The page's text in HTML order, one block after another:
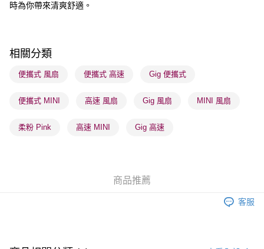
送貨方式
每筆HK$65.00，滿HK$300.00或以上免運費
確認發貨後1-3 工作天送達，訂單將隨機分配至SF順豐速運或京東
每筆HK$65.00，滿HK$300.00或以上免運費
每筆HK$20.00，滿HK$100.00或以上免運費
時為你帶來清爽舒適。
相關分類
便攜式 風扇 便攜式 高速 Gig 便攜式
便攜式 MINI 高速 風扇 Gig 風扇 MINI 風扇
柔粉 Pink 高速 MINI Gig 高速
商品推薦
客服